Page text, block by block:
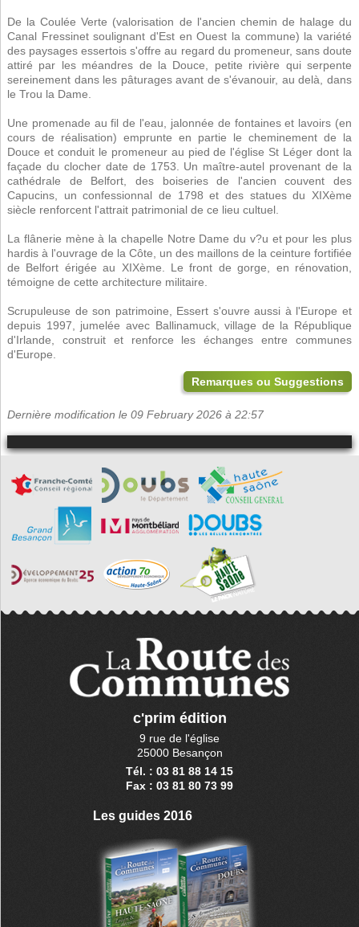
De la Coulée Verte (valorisation de l'ancien chemin de halage du
Canal Fressinet soulignant d'Est en Ouest la commune) la variété
des paysages essertois s'offre au regard du promeneur, sans doute
attiré par les méandres de la Douce, petite rivière qui serpente
sereinement dans les pâturages avant de s'évanouir, au delà, dans
le Trou la Dame.
Une promenade au fil de l'eau, jalonnée de fontaines et lavoirs (en
cours de réalisation) emprunte en partie le cheminement de la
Douce et conduit le promeneur au pied de l'église St Léger dont la
façade du clocher date de 1753. Un maître-autel provenant de la
cathédrale de Belfort, des boiseries de l'ancien couvent des
Capucins, un confessionnal de 1798 et des statues du XIXème
siècle renforcent l'attrait patrimonial de ce lieu cultuel.
La flânerie mène à la chapelle Notre Dame du v?u et pour les plus
hardis à l'ouvrage de la Côte, un des maillons de la ceinture fortifiée
de Belfort érigée au XIXème. Le front de gorge, en rénovation,
témoigne de cette architecture militaire.
Scrupuleuse de son patrimoine, Essert s'ouvre aussi à l'Europe et
depuis 1997, jumelée avec Ballinamuck, village de la République
d'Irlande, construit et renforce les échanges entre communes
d'Europe.
Remarques ou Suggestions
Dernière modification le 09 February 2026 à 22:57
c'prim édition
9 rue de l'église
25000 Besançon
Tél. : 03 81 88 14 15
Fax : 03 81 80 73 99
Les guides 2016